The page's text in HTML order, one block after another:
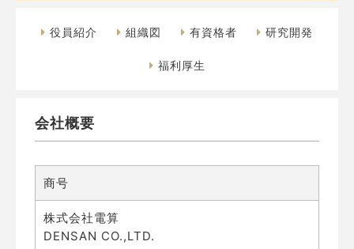
役員紹介 組織図 有資格者 研究開発
福利厚生
会社概要
商号
株式会社電算
DENSAN CO.,LTD.